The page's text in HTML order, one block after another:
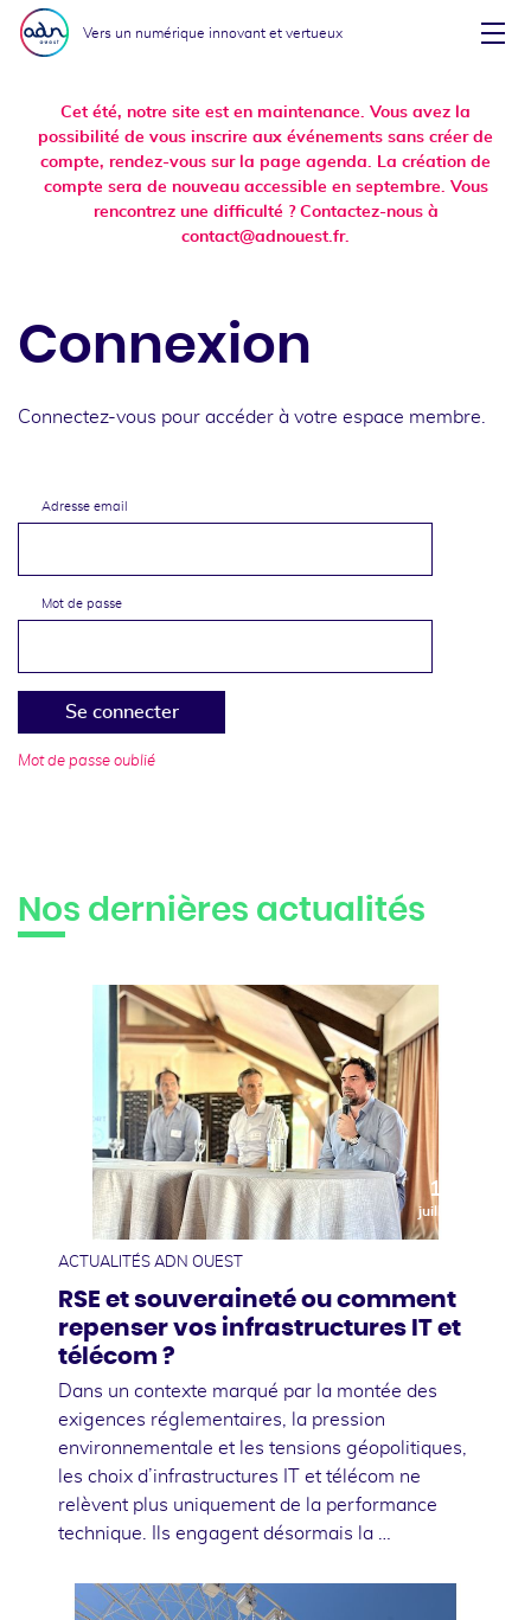
Aller au menu
Aller au contenu
Vers un numérique innovant et vertueux
Cet été, notre site est en maintenance. Vous avez la
possibilité de vous inscrire aux événements sans créer de
compte, rendez-vous sur la page agenda. La création de
compte sera de nouveau accessible en septembre. Vous
rencontrez une difficulté ? Contactez-nous à
contact@adnouest.fr.
Connexion
Connectez-vous pour accéder à votre espace membre.
Adresse email
Mot de passe
Se connecter
Mot de passe oublié
Nos dernières actualités
10
juillet
ACTUALITÉS ADN OUEST
RSE et souveraineté ou comment
repenser vos infrastructures IT et
télécom ?
Dans un contexte marqué par la montée des
exigences réglementaires, la pression
environnementale et les tensions géopolitiques,
les choix d’infrastructures IT et télécom ne
relèvent plus uniquement de la performance
technique. Ils engagent désormais la …